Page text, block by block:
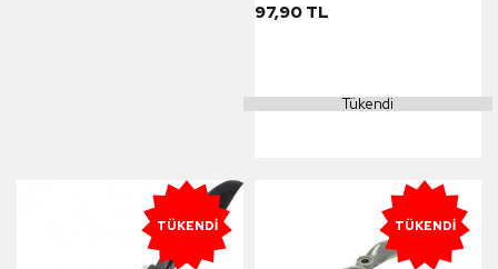
97,90 TL
Tükendi
TÜKENDI TÜKENDI